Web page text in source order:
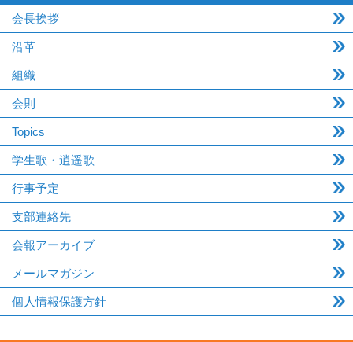
会長挨拶
沿革
組織
会則
Topics
学生歌・逍遥歌
行事予定
支部連絡先
会報アーカイブ
メールマガジン
個人情報保護方針